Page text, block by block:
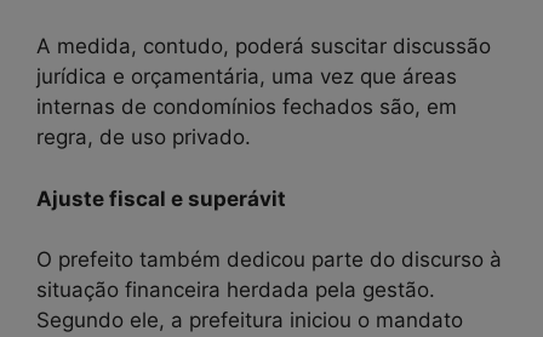
A medida, contudo, poderá suscitar discussão
jurídica e orçamentária, uma vez que áreas
internas de condomínios fechados são, em
regra, de uso privado.
Ajuste fiscal e superávit
O prefeito também dedicou parte do discurso à
situação financeira herdada pela gestão.
Segundo ele, a prefeitura iniciou o mandato